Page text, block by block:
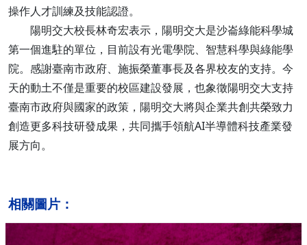
操作人才訓練及技能認證。
陽明交大校長林奇宏表示，陽明交大是沙崙綠能科學城
第一個進駐的單位，目前設有光電學院、智慧科學與綠能學
院。感謝臺南市政府、施振榮董事長及各界校友的支持。今
天的動土不僅是重要的校區建設發展，也象徵陽明交大支持
臺南市政府與國家的政策，陽明交大將與企業共創共榮致力
創造更多科技研發成果，共同攜手領航AI半導體科技產業發
展方向。
相關圖片：